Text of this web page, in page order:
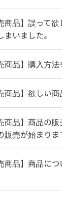
商品】誤って
いました。
商品】購入方法
商品】欲しい商
商品】商品の
販売が始まりま
商品】商品に